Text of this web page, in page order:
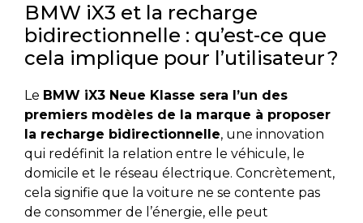
BMW iX3 et la recharge
bidirectionnelle : qu’est-ce que
cela implique pour l’utilisateur ?
Le BMW iX3 Neue Klasse sera l’un des
premiers modèles de la marque à proposer
la recharge bidirectionnelle, une innovation
qui redéfinit la relation entre le véhicule, le
domicile et le réseau électrique. Concrètement,
cela signifie que la voiture ne se contente pas
de consommer de l’énergie, elle peut